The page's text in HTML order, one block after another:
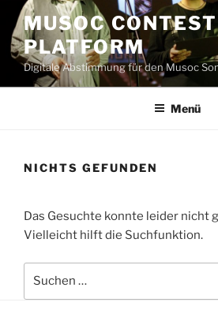
Zum
Inhalt
springen
MUSOC CONTEST
PLATFORM
Digitale Abstimmung für den Musoc
Menü
NICHTS GEFUNDEN
Das Gesuchte konnte leider nicht
Vielleicht hilft die Suchfunktion.
nach: